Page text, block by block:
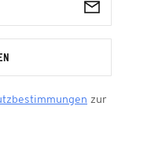
zur